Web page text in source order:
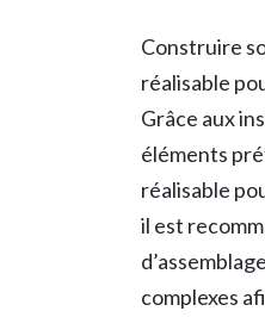
Construire
réalisable
Grâce aux
éléments
réalisable
il est
complexes